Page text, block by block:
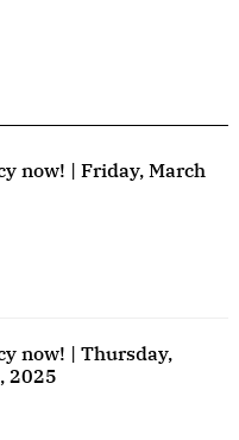
now! | Friday, March
now! | Thursday,
2025